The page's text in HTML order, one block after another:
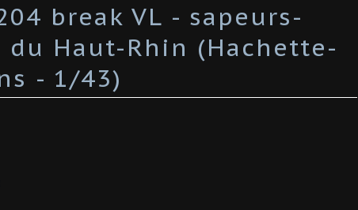
break VL - sapeurs-
du Haut-Rhin (Hachette-
- 1/43)